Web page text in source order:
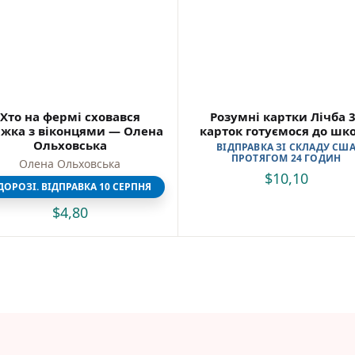
Розвивальні та пізнавальні книги
Навчальні книги
Книги про Україну
Християнські книги для дітей
Ігри для дітей
Різдвяні/Зимові
Хто на фермі сховався
з віконцями — Олена
Ольховська
Олена Ольховська
ВІДПРАВКА 10 СЕРПНЯ
$4,80
Розумні картки Лічба
карток готуємося до
ВІДПРАВКА ЗІ СКЛАДУ США
ПРОТЯГОМ 24 ГОДИН
$10,10